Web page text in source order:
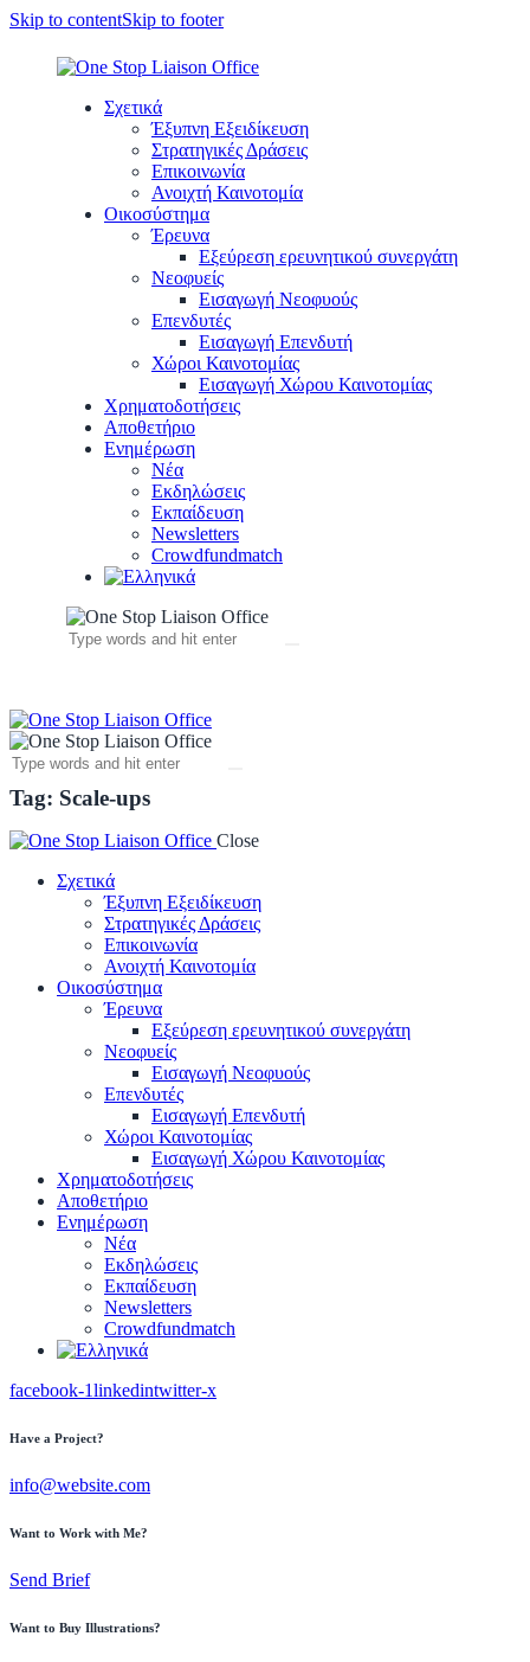
Skip to contentSkip to footer
Σχετικά
Έξυπνη Εξειδίκευση
Στρατηγικές Δράσεις
Επικοινωνία
Ανοιχτή Καινοτομία
Οικοσύστημα
Έρευνα
Εξεύρεση ερευνητικού συνεργάτη
Νεοφυείς
Εισαγωγή Νεοφυούς
Επενδυτές
Εισαγωγή Επενδυτή
Χώροι Καινοτομίας
Εισαγωγή Χώρου Καινοτομίας
Χρηματοδοτήσεις
Αποθετήριο
Ενημέρωση
Νέα
Εκδηλώσεις
Εκπαίδευση
Newsletters
Crowdfundmatch
Tag: Scale-ups
Close
Σχετικά
Έξυπνη Εξειδίκευση
Στρατηγικές Δράσεις
Επικοινωνία
Ανοιχτή Καινοτομία
Οικοσύστημα
Έρευνα
Εξεύρεση ερευνητικού συνεργάτη
Νεοφυείς
Εισαγωγή Νεοφυούς
Επενδυτές
Εισαγωγή Επενδυτή
Χώροι Καινοτομίας
Εισαγωγή Χώρου Καινοτομίας
Χρηματοδοτήσεις
Αποθετήριο
Ενημέρωση
Νέα
Εκδηλώσεις
Εκπαίδευση
Newsletters
Crowdfundmatch
facebook-1linkedintwitter-x
Have a Project?
info@website.com
Want to Work with Me?
Send Brief
Want to Buy Illustrations?